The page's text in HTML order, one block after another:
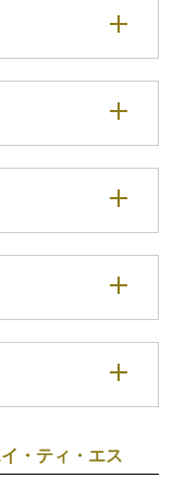
イ・ティ・エス